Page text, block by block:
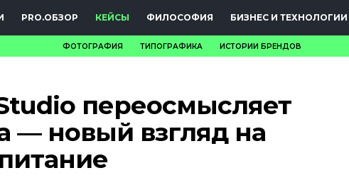
PRO.ОБЗОР КЕЙСЫ ФИЛОСОФИЯ БИЗНЕС И ТЕХНОЛОГИИ
ФОТОГРАФИЯ ТИПОГРАФИКА ИСТОРИИ БРЕНДОВ
переосмысляет
— новый взгляд на
PRO.ОБЗОР
КЕЙСЫ